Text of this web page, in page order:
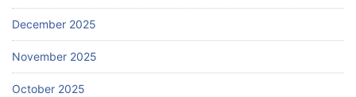
December 2025
November 2025
October 2025